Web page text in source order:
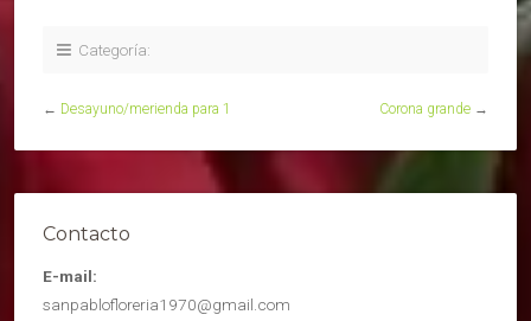
Categoría:
← Desayuno/merienda para 1 Corona grande →
Contacto
E-mail:
sanpablofloreria1970@gmail.com